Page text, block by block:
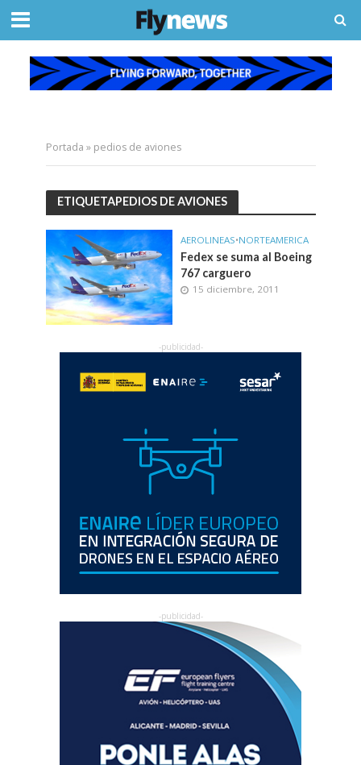
Portada » pedios de aviones
ETIQUETAPEDIOS DE AVIONES
AEROLINEAS•NORTEAMERICA
Fedex se suma al Boeing
767 carguero
15 diciembre, 2011